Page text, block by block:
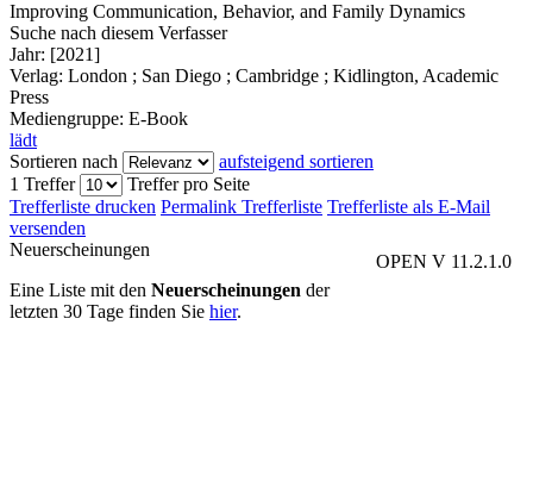
Improving Communication, Behavior, and Family Dynamics
Suche nach diesem Verfasser
Jahr: [2021]
Verlag: London ; San Diego ; Cambridge ; Kidlington, Academic
Press
Mediengruppe: E-Book
lädt
Sortieren nach
aufsteigend sortieren
1 Treffer
Treffer pro Seite
Trefferliste drucken Permalink Trefferliste Trefferliste als E-Mail
versenden
OPEN V 11.2.1.0
Neuerscheinungen
Eine Liste mit den Neuerscheinungen der
letzten 30 Tage finden Sie hier.